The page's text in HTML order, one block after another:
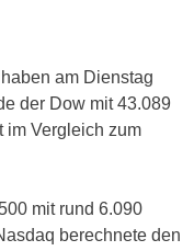
am Dienstag
der Dow mit 43.089
im Vergleich zum
mit rund 6.090
berechnete den